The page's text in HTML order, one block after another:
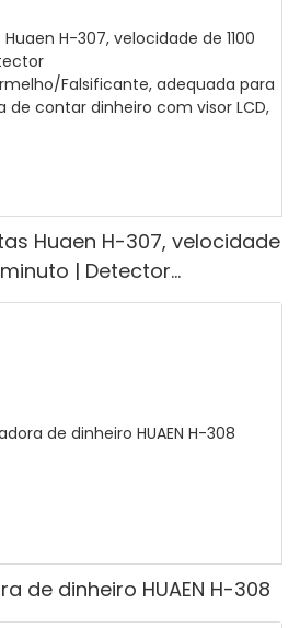
Huaen H-307, velocidade
| Detector
Falsificante,
de dinheiro HUAEN H-308